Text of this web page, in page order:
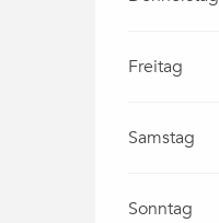
Freitag
Samstag
Sonntag